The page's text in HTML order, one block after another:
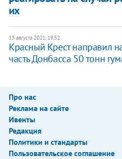
их
13 августа 2021, 19:52
​Красный Крест направил
часть Донбасса 50 тонн
Про нас
Реклама на сайте
Ивенты
Редакция
Политики и стандарты
Пользовательское соглашение